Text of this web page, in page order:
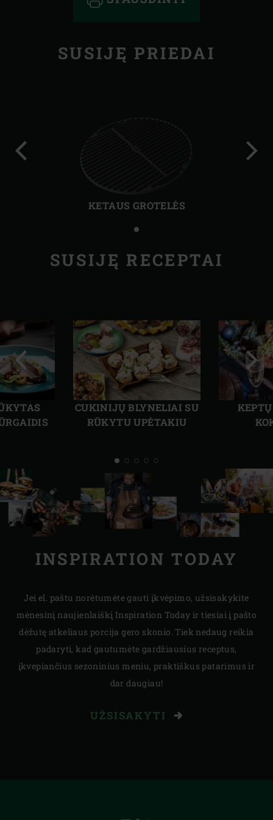
SUSIJĘ PRIEDAI
KETAUS GROTELĖS
SUSIJĘ RECEPTAI
CUKINIJŲ BLYNELIAI SU
RŪKYTU UPĖTAKIU
Ankstesnė
Kita
INSPIRATION TODAY
Jei el. paštu norėtumėte gauti įkvėpimo, užsisakykite
mėnesinį naujienlaiškį Inspiration Today ir tiesiai į pašto
dėžutę atkeliaus porcija gero skonio. Tiek nedaug reikia
padaryti, kad gautumėte gardžiausius receptus,
įkvepiančius sezoninius meniu, praktiškus patarimus ir
dar daugiau!
UŽSISAKYTI